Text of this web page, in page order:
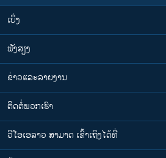
ເບິ່ງ
ຟັງສຽງ
ຂ່າວແລະລາຍງານ
ຕິດຕໍ່ພວກເຮົາ
ວີໂອເອລາວ ສາມາດ ເຂົ້າເຖິງໄດ້ທີ່